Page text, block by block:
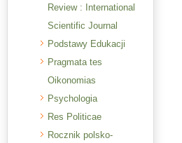
Review : International
Scientific Journal
Podstawy Edukacji
Pragmata tes
Oikonomias
Psychologia
Res Politicae
Rocznik polsko-